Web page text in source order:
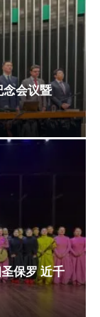
念会议暨
保罗 近千